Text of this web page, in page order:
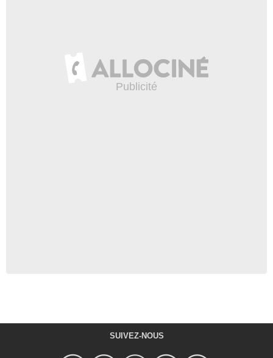
SUIVEZ-NOUS